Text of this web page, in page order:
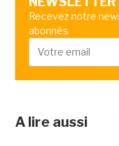
Recevez notre
abonnés
A lire aussi